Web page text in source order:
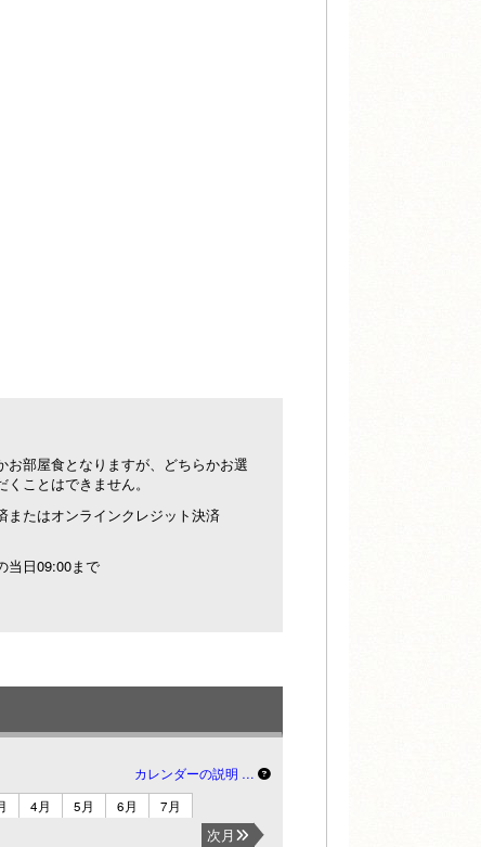
お部屋食となりますが、どちらかお選
くことはできません。
またはオンラインクレジット決済
当日09:00まで
カレンダーの説明 …
4月 5月 6月 7月
次月